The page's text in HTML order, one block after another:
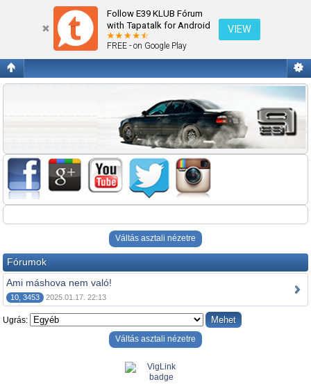
Follow E39 KLUB Fórum
with Tapatalk for Android
FREE - on Google Play
VIEW
Egyéb
Váltás asztali nézetre
Fórumok
Ami máshova nem való!
10, 3453 2025.01.17. 22:13
Ugrás:
Váltás asztali nézetre